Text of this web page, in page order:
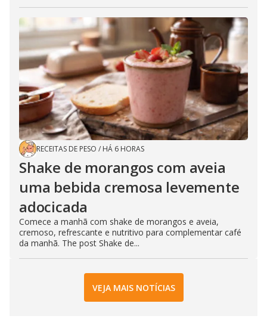
RECEITAS DE PESO / HÁ 6 HORAS
Shake de morangos com aveia
uma bebida cremosa levemente
adocicada
Comece a manhã com shake de morangos e aveia,
cremoso, refrescante e nutritivo para complementar café
da manhã. The post Shake de...
VEJA MAIS NOTÍCIAS